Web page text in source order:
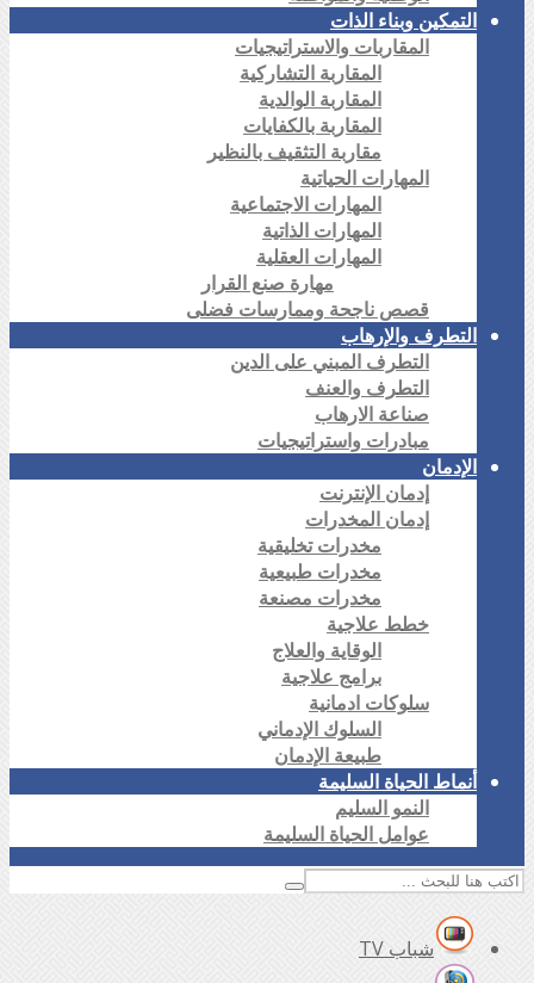
التمكين وبناء الذات
المقاربات والاستراتيجيات
المقاربة التشاركية
المقاربة الوالدية
المقاربة بالكفايات
مقاربة التثقيف بالنظير
المهارات الحياتية
المهارات الاجتماعية
المهارات الذاتية
المهارات العقلية
مهارة صنع القرار
قصص ناجحة وممارسات فضلى
التطرف والإرهاب
التطرف المبني على الدين
التطرف والعنف
صناعة الارهاب
مبادرات واستراتيجيات
الإدمان
إدمان الإنترنت
إدمان المخدرات
مخدرات تخليقية
مخدرات طبيعية
مخدرات مصنعة
خطط علاجية
الوقاية والعلاج
برامج علاجية
سلوكات ادمانية
السلوك الإدماني
طبيعة الإدمان
أنماط الحياة السليمة
النمو السليم
عوامل الحياة السليمة
شباب TV